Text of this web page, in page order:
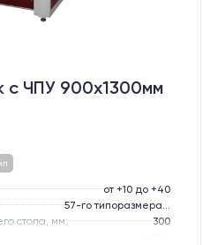
c ЧПУ 900х1300мм
от +10 до +40
стола, мм:
300